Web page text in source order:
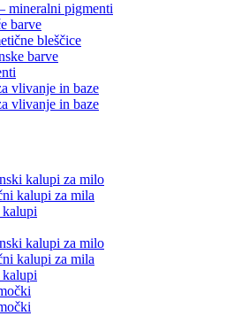
mineralni pigmenti
barve
bleščice
barve
vlivanje in baze
vlivanje in baze
kalupi za milo
kalupi za mila
kalupi za milo
kalupi za mila